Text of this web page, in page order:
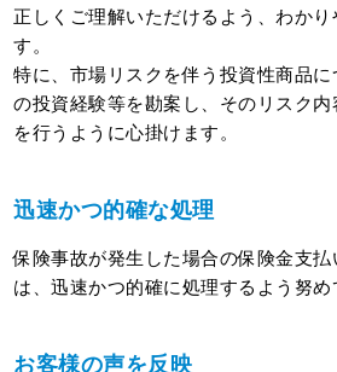
正しくご理解いただけるよう、わかり
す。
特に、市場リスクを伴う投資性商品
の投資経験等を勘案し、そのリスク
を行うように心掛けます。
迅速かつ的確な処理
保険事故が発生した場合の保険金支
は、迅速かつ的確に処理するよう努め
お客様の声を反映